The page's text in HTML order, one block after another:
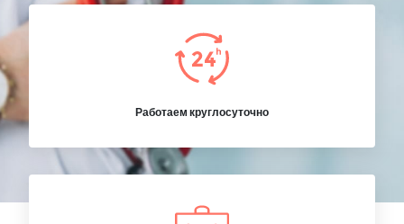
Работаем круглосуточно